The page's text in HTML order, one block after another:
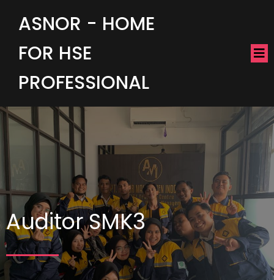
ASNOR - HOME
FOR HSE
PROFESSIONAL
Auditor SMK3